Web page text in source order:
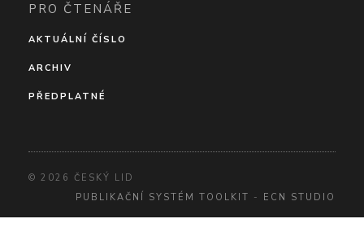
PRO ČTENÁŘE
AKTUÁLNÍ ČÍSLO
ARCHIV
PŘEDPLATNÉ
© 2026 ČESKÝ LID
PUBLIKAČNÍ SYSTÉM TOOLKIT - ECN STUDIO